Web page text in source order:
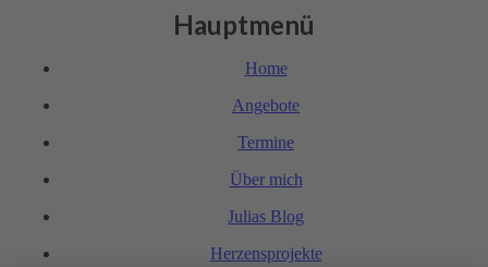
Hauptmenü
Home
Angebote
Termine
Über mich
Julias Blog
Herzensprojekte